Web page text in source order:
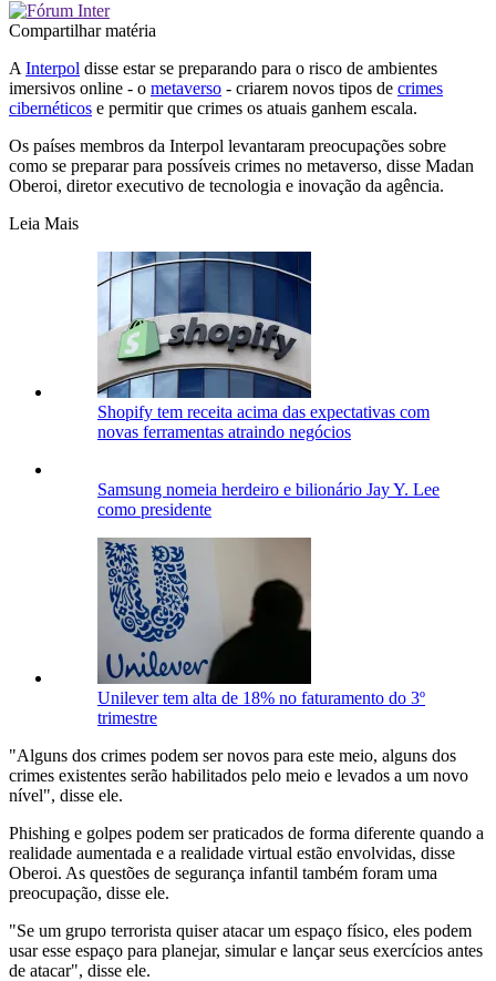
Compartilhar matéria
A Interpol disse estar se preparando para o risco de ambientes
imersivos online - o metaverso - criarem novos tipos de crimes
cibernéticos e permitir que crimes os atuais ganhem escala.
Os países membros da Interpol levantaram preocupações sobre
como se preparar para possíveis crimes no metaverso, disse Madan
Oberoi, diretor executivo de tecnologia e inovação da agência.
Leia Mais
Shopify tem receita acima das expectativas com
novas ferramentas atraindo negócios
Samsung nomeia herdeiro e bilionário Jay Y. Lee
como presidente
Unilever tem alta de 18% no faturamento do 3º
trimestre
"Alguns dos crimes podem ser novos para este meio, alguns dos
crimes existentes serão habilitados pelo meio e levados a um novo
nível", disse ele.
Phishing e golpes podem ser praticados de forma diferente quando a
realidade aumentada e a realidade virtual estão envolvidas, disse
Oberoi. As questões de segurança infantil também foram uma
preocupação, disse ele.
"Se um grupo terrorista quiser atacar um espaço físico, eles podem
usar esse espaço para planejar, simular e lançar seus exercícios antes
de atacar", disse ele.